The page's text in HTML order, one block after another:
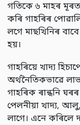
গতিকে ৬ মাহৰ মূৰত
কৰি গাহৰিৰ
লগে মাছখিনিৰ
হয়।
গাহৰিয়ে খাদ্য
অৰ্থনৈতিকভাৱে
গাহৰিক ৰান্ধনি
পেলনীয়া খাদ্য,
লাগে। এনে